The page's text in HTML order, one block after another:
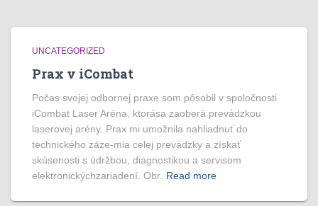
UNCATEGORIZED
Prax v iCombat
Počas svojej odbornej praxe som pôsobil v spoločnosti
iCombat Laser Aréna, ktorása zaoberá prevádzkou
laserovej arény. Prax mi umožnila nahliadnuť do
technického záze-mia celej prevádzky a získať
skúsenosti s údržbou, diagnostikou a servisom
elektronickýchzariadení. Obr. Read more